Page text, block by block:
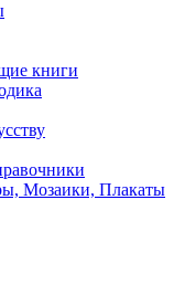
книги
Мозаики, Плакаты